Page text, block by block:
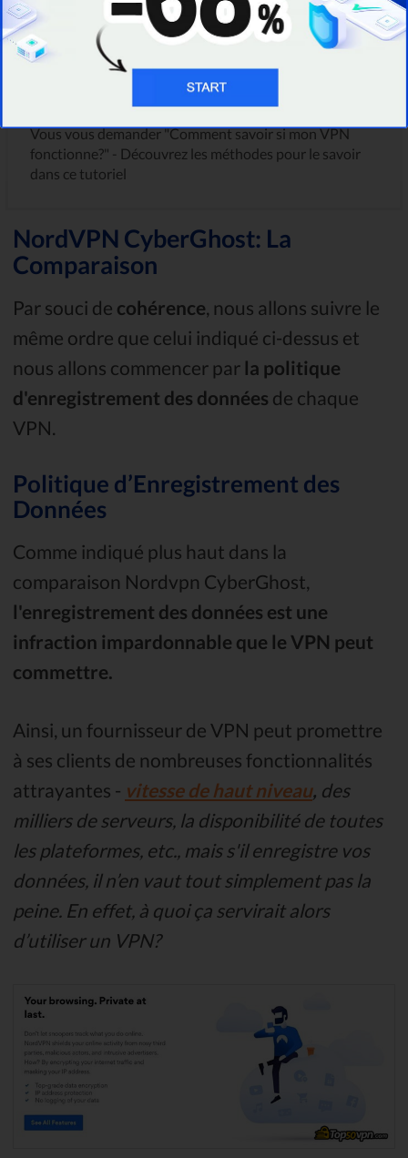
GUIDES DES VPN
Comment Savoir Si Mon VPN Fonctionne? La
Réponse Dans Ce Tuto
Vous vous demander "Comment savoir si mon VPN
fonctionne?" - Découvrez les méthodes pour le savoir
dans ce tutoriel
NordVPN CyberGhost: La
Comparaison
Par souci de cohérence, nous allons suivre le
même ordre que celui indiqué ci-dessus et
nous allons commencer par la politique
d'enregistrement des données de chaque
VPN.
Politique d’Enregistrement des
Données
Comme indiqué plus haut dans la
comparaison Nordvpn CyberGhost,
l'enregistrement des données est une
infraction impardonnable que le VPN peut
commettre.
Ainsi, un fournisseur de VPN peut promettre
à ses clients de nombreuses fonctionnalités
attrayantes - vitesse de haut niveau, des
milliers de serveurs, la disponibilité de toutes
les plateformes, etc., mais s'il enregistre vos
données, il n’en vaut tout simplement pas la
peine. En effet, à quoi ça servirait alors
d’utiliser un VPN?